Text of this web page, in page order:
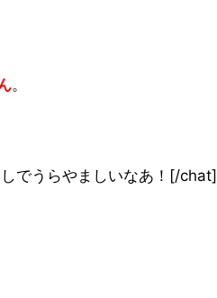
。
でうらやましいなあ！[/chat]